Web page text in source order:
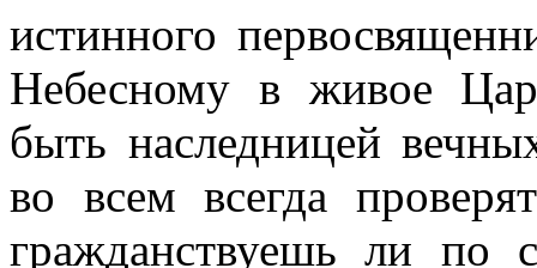
истинного
Небесному в живое
быть наследницей
во всем всегда
гражданствуешь ли